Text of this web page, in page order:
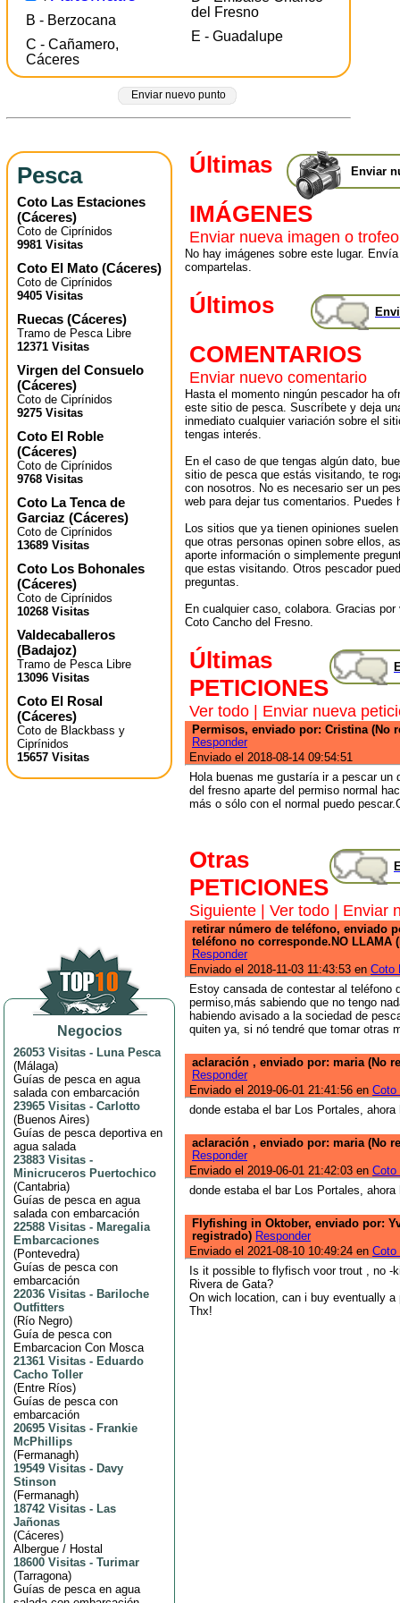
B - Berzocana
C - Cañamero,
Cáceres
del Fresno
E - Guadalupe
Enviar nuevo punto
Pesca
Coto Las Estaciones
(Cáceres)
Coto de Ciprínidos
9981 Visitas
Coto El Mato (Cáceres)
Coto de Ciprínidos
9405 Visitas
Ruecas (Cáceres)
Tramo de Pesca Libre
12371 Visitas
Virgen del Consuelo
(Cáceres)
Coto de Ciprínidos
9275 Visitas
Coto El Roble
(Cáceres)
Coto de Ciprínidos
9768 Visitas
Coto La Tenca de
Garciaz (Cáceres)
Coto de Ciprínidos
13689 Visitas
Coto Los Bohonales
(Cáceres)
Coto de Ciprínidos
10268 Visitas
Valdecaballeros
(Badajoz)
Tramo de Pesca Libre
13096 Visitas
Coto El Rosal
(Cáceres)
Coto de Blackbass y
Ciprínidos
15657 Visitas
Negocios
26053 Visitas - Luna Pesca
(Málaga)
Guías de pesca en agua
salada con embarcación
23965 Visitas - Carlotto
(Buenos Aires)
Guías de pesca deportiva en
agua salada
23883 Visitas -
Minicruceros Puertochico
(Cantabria)
Guías de pesca en agua
salada con embarcación
22588 Visitas - Maregalia
Embarcaciones
(Pontevedra)
Guías de pesca con
embarcación
22036 Visitas - Bariloche
Outfitters
(Río Negro)
Guía de pesca con
Embarcacion Con Mosca
21361 Visitas - Eduardo
Cacho Toller
(Entre Ríos)
Guías de pesca con
embarcación
20695 Visitas - Frankie
McPhillips
(Fermanagh)
19549 Visitas - Davy
Stinson
(Fermanagh)
18742 Visitas - Las
Jañonas
(Cáceres)
Albergue / Hostal
18600 Visitas - Turimar
(Tarragona)
Guías de pesca en agua
Enviar
Últimas
IMÁGENES
Enviar nueva imagen o trofeo
No hay imágenes sobre este lugar.
compartelas.
Últimos
COMENTARIOS
Enviar nuevo comentario
Hasta el momento ningún pescador ha
este sitio de pesca. Suscríbete y deja
inmediato cualquier variación sobre el
tengas interés.
En el caso de que tengas algún dato,
sitio de pesca que estás visitando, te
con nosotros. No es necesario ser un
web para dejar tus comentarios. Puedes
Los sitios que ya tienen opiniones
que otras personas opinen sobre ellos,
aporte información o simplemente
que estas visitando. Otros pescador
preguntas.
En cualquier caso, colabora. Gracias
Coto Cancho del Fresno.
Últimas
PETICIONES
Ver todo | Enviar nueva
Permisos, enviado por: Cristina (No
Responder
Enviado el 2018-08-14 09:54:51
Hola buenas me gustaría ir a pescar un
del fresno aparte del permiso normal
más o sólo con el normal puedo
Otras
PETICIONES
Siguiente | Ver todo | Enviar
retirar número de teléfono, enviado
teléfono no corresponde.NO LLAMA
Responder
Enviado el 2018-11-03 11:43:53 en Coto
Estoy cansada de contestar al teléfono
permiso,más sabiendo que no tengo
habiendo avisado a la sociedad de
quiten ya, si nó tendré que tomar otras
aclaración , enviado por: maria (No
Responder
Enviado el 2019-06-01 21:41:56 en Coto
donde estaba el bar Los Portales,
aclaración , enviado por: maria (No
Responder
Enviado el 2019-06-01 21:42:03 en Coto
donde estaba el bar Los Portales,
Flyfishing in Oktober, enviado por:
registrado) Responder
Enviado el 2021-08-10 10:49:24 en Coto
Is it possible to flyfisch voor trout , no -
Rivera de Gata?
On wich location, can i buy eventually
Thx!